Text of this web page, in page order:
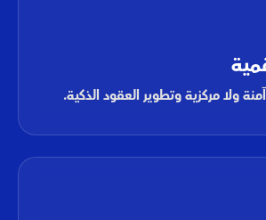
ولا مركزية وتطوير العقود الذكية.